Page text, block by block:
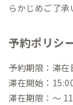
らかじめご了承
予約ポリシ
予約期限：滞
滞在開始：
滞在期限：〜